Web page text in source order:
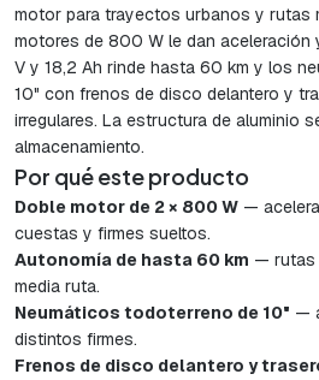
motor para trayectos urbanos y rutas
motores de 800 W le dan aceleración
V y 18,2 Ah rinde hasta 60 km y los
10" con frenos de disco delantero y
irregulares. La estructura de aluminio
almacenamiento.
Por qué este producto
Doble motor de 2 × 800 W —
cuestas y firmes sueltos.
Autonomía de hasta 60 km — rutas
media ruta.
Neumáticos todoterreno de 10" —
distintos firmes.
Frenos de disco delantero y